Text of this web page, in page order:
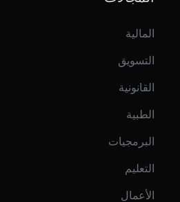
المالية
التسويق
القانونية
الطبية
البرمجيات
التعليم
الأعمال